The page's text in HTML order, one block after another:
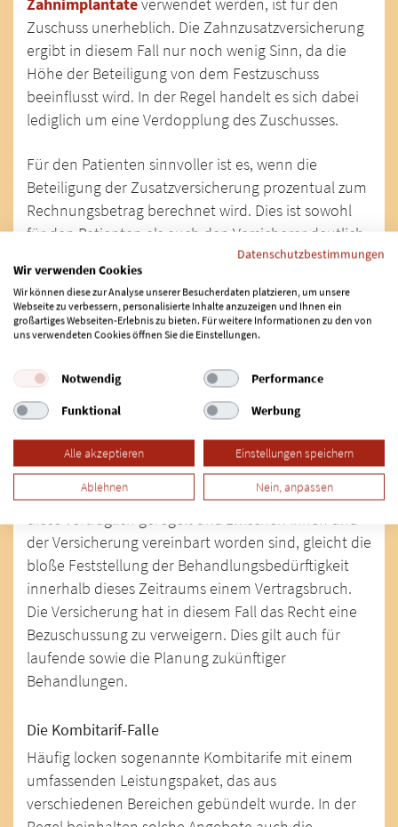
Zahnimplantateverwendet werden, ist für den
Zuschuss unerheblich. Die Zahnzusatzversicherung
ergibt in diesem Fall nur noch wenig Sinn, da die
Höhe der Beteiligung von dem Festzuschuss
beeinflusst wird. In der Regel handelt es sich dabei
lediglich um eine Verdopplung des Zuschusses.
Für den Patienten sinnvoller ist es, wenn die
Beteiligung der Zusatzversicherung prozentual zum
Rechnungsbetrag berechnet wird. Dies ist sowohl
für den Patienten als auch den Versicherer deutlich
transparenter, da beiden Seiten bereits vorab eine
sichere Kalkulation der Kosten vorliegt. Die
tatsächliche Höhe der Leistung wird vom gewählten
Tarif und der Beitragssumme festgelegt und kommt
hinzu.
Wartezeiten
Achten Sie bei Vertragsabschluss darauf, welche
Wartezeiten bis zur tatsächlichen Inanspruchnahme
der Versicherungsleistung für Sie entstehen. Da
diese vertraglich geregelt und zwischen Ihnen und
der Versicherung vereinbart worden sind, gleicht die
bloße Feststellung der Behandlungsbedürftigkeit
innerhalb dieses Zeitraums einem Vertragsbruch.
Die Versicherung hat in diesem Fall das Recht eine
Bezuschussung zu verweigern. Dies gilt auch für
laufende sowie die Planung zukünftiger
Behandlungen.
Die Kombitarif-Falle
Häufig locken sogenannte Kombitarife mit einem
umfassenden Leistungspaket, das aus
verschiedenen Bereichen gebündelt wurde. In der
Datenschutzbestimmungen
Wir verwenden Cookies
Wir können diese zur Analyse unserer Besucherdaten platzieren, um unsere
Webseite zu verbessern, personalisierte Inhalte anzuzeigen und Ihnen ein
großartiges Webseiten-Erlebnis zu bieten. Für weitere Informationen zu den von
uns verwendeten Cookies öffnen Sie die Einstellungen.
Notwendig
Performance
Funktional
Werbung
Alle akzeptieren Einstellungen speichern
Ablehnen Nein, anpassen